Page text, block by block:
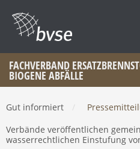
FACHVERBAND
BIOGENE ABFÄLLE
Gut informiert
Verbände veröffentlichen
wasserrechtlichen Einstufung